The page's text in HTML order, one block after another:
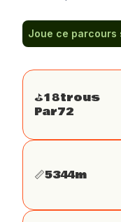
Joue ce parcours
⛳️18trous
Par72
📏5344m